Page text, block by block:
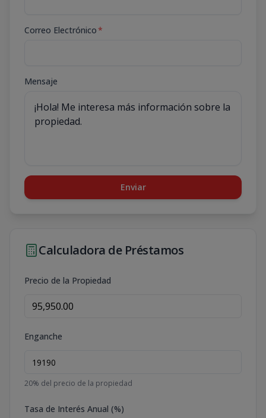
Correo Electrónico*
Mensaje
Enviar
Calculadora de Préstamos
Precio de la Propiedad
Enganche
20% del precio de la propiedad
Tasa de Interés Anual (%)